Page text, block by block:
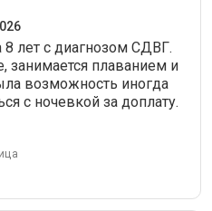
лет с диагнозом СДВГ.
занимается плаванием и
возможность иногда
с ночевкой за доплату.